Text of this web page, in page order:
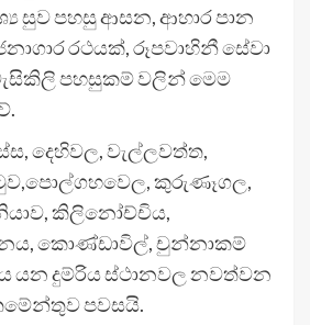
සුව පහසු ආසන, ආහාර පාන
රථයක්, රූපවාහිනී සේවා
පහසුකම් වලින් මෙම
දෙහිවල, වැල්ලවත්ත,
කුරුණෑගල,
කිලිනෝච්චිය,
කොණ්ඩාවිල්, චුන්නාකම්
දුම්රිය ස්ථානවල නවත්වන
පවසයි.